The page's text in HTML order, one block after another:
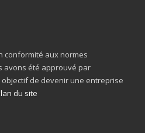
conformité aux normes
avons été approuvé par
objectif de devenir une entreprise
du site